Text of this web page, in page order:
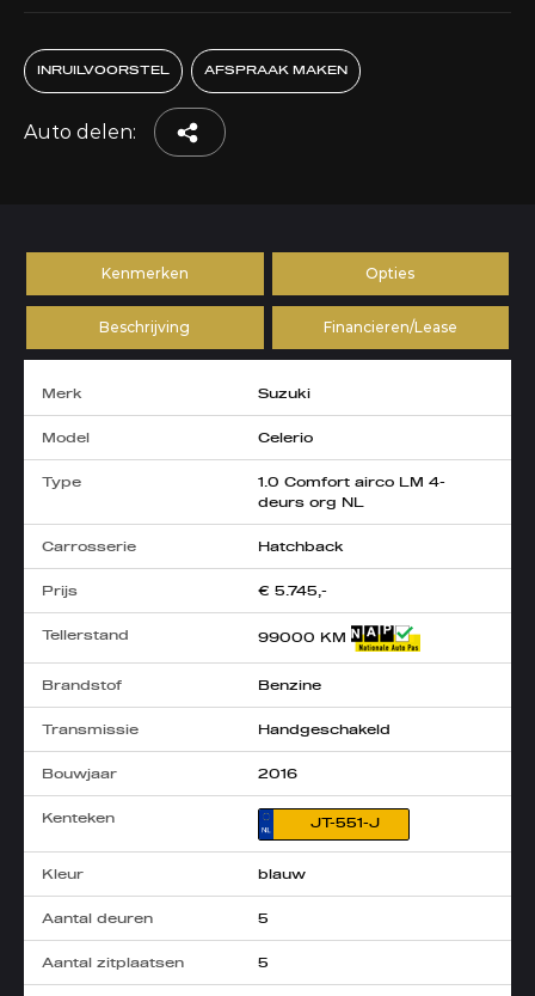
INRUILVOORSTEL AFSPRAAK MAKEN
Auto delen:
Kenmerken Opties
Beschrijving Financieren/Lease
Merk Suzuki
Model Celerio
Type
1.0 Comfort airco LM 4-
deurs org NL
Carrosserie Hatchback
Prijs € 5.745,-
Tellerstand 99000 KM
Brandstof Benzine
Transmissie Handgeschakeld
Bouwjaar 2016
Kenteken JT-551-J
Kleur blauw
Aantal deuren 5
Aantal zitplaatsen 5